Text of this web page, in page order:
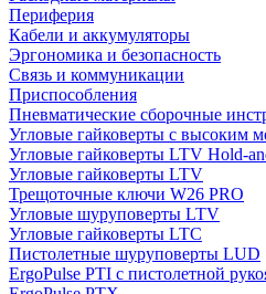
Периферия
Кабели и аккумуляторы
Эргономика и безопасность
Связь и коммуникации
Приспособления
Пневматические сборочные
Угловые гайковерты с высоким
Угловые гайковерты LTV Hold-
Угловые гайковерты LTV
Трещоточные ключи W26 PRO
Угловые шуруповерты LTV
Угловые гайковерты LTC
Пистолетные шуруповерты LUD
ErgoPulse PTI с пистолетной